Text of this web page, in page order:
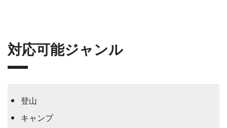
対応可能ジャンル
登山
キャンプ